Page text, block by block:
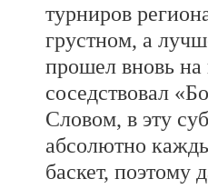
турниров
грустном, а
прошел вновь на
соседствовал
Словом, в эту
абсолютно
баскет, поэтому